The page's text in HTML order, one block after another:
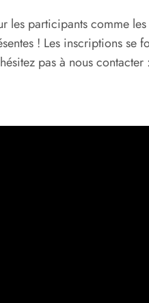
les participants comme les
! Les inscriptions se
pas à nous contacter